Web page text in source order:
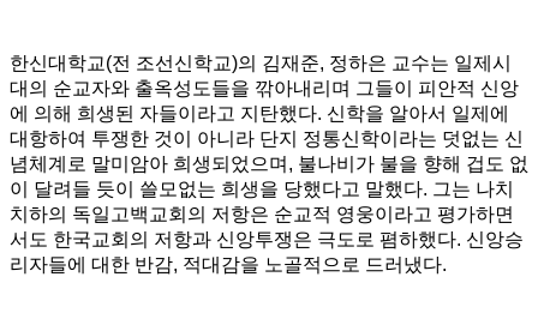
한신대학교(전 조선신학교)의 김재준, 정하은 교수는 일제시
대의 순교자와 출옥성도들을 깎아내리며 그들이 피안적 신앙
에 의해 희생된 자들이라고 지탄했다. 신학을 알아서 일제에
대항하여 투쟁한 것이 아니라 단지 정통신학이라는 덧없는 신
념체계로 말미암아 희생되었으며 , 불나비가 불을 향해 겁도 없
이 달려들 듯이 쓸모없는 희생을 당했다고 말했다. 그는 나치
치하의 독일고백교회의 저항은 순교적 영웅이라고 평가하면
서도 한국교회의 저항과 신앙투쟁은 극도로 폄하했다. 신앙승
리자들에 대한 반감, 적대감을 노골적으로 드러냈다.